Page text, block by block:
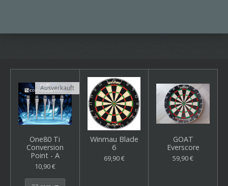
Ausverkauft
One80 Ti
Conversion
Point - A
10,90 €
Winmau Blade
6
69,90 €
GOAT
Everscore
59,90 €